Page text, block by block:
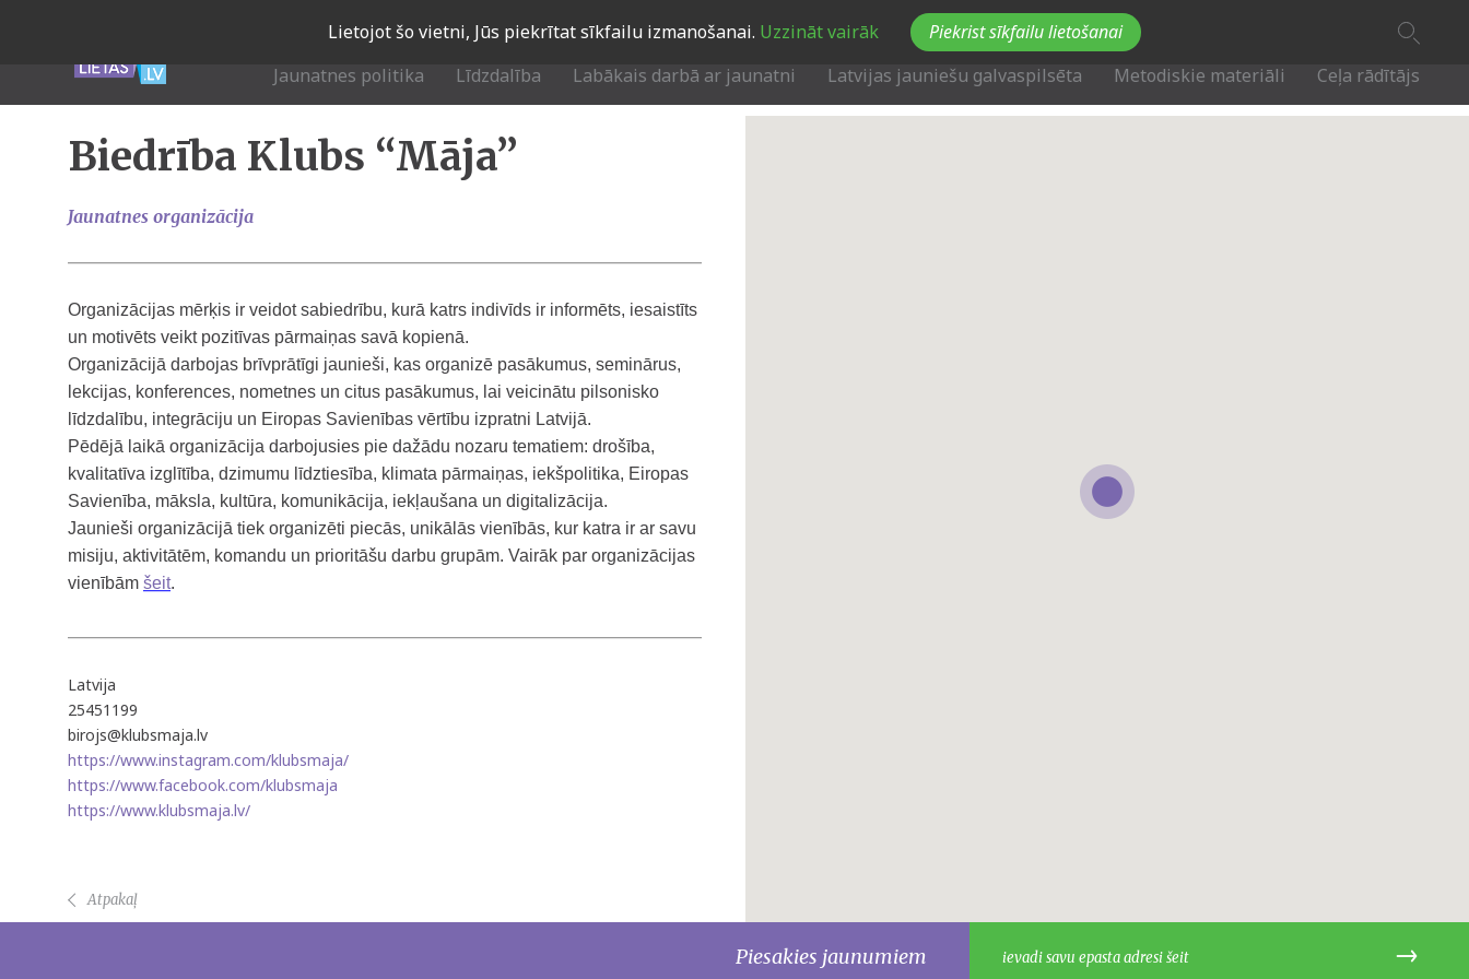
Lietojot šo vietni, Jūs piekrītat sīkfailu izmanošanai. Uzzināt vairāk Piekrist sīkfailu lietošanai
Jaunatnes politika Līdzdalība Labākais darbā ar jaunatni Latvijas jauniešu galvaspilsēta Metodiskie materiāli Ceļa rādītājs
Biedrība Klubs “Māja”
Jaunatnes organizācija
Organizācijas mērķis ir veidot sabiedrību, kurā katrs indivīds ir informēts, iesaistīts
un motivēts veikt pozitīvas pārmaiņas savā kopienā.
Organizācijā darbojas brīvprātīgi jaunieši, kas organizē pasākumus, seminārus,
lekcijas, konferences, nometnes un citus pasākumus, lai veicinātu pilsonisko
līdzdalību, integrāciju un Eiropas Savienības vērtību izpratni Latvijā.
Pēdējā laikā organizācija darbojusies pie dažādu nozaru tematiem: drošība,
kvalitatīva izglītība, dzimumu līdztiesība, klimata pārmaiņas, iekšpolitika, Eiropas
Savienība, māksla, kultūra, komunikācija, iekļaušana un digitalizācija.
Jaunieši organizācijā tiek organizēti piecās, unikālās vienībās, kur katra ir ar savu
misiju, aktivitātēm, komandu un prioritāšu darbu grupām. Vairāk par organizācijas
vienībām šeit.
Latvija
25451199
birojs@klubsmaja.lv
https://www.instagram.com/klubsmaja/
https://www.facebook.com/klubsmaja
https://www.klubsmaja.lv/
Atpakaļ
Piesakies jaunumiem